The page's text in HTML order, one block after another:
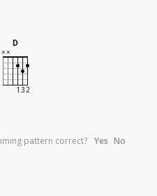
D
pattern correct? Yes No